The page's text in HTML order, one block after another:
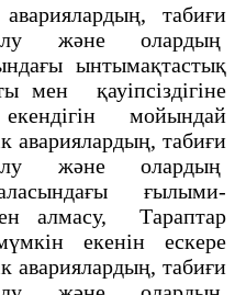
табиғи
және олардың
ынтымақтастық
мен қауіпсіздігіне
мойындай
табиғи
және олардың
ғылыми-
алмасу, Тараптар
екенін ескере
табиғи